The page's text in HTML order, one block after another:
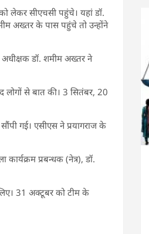
को लेकर सीएचसी पहुंचे। यहां डॉ.
अख्तर के पास पहुंचे तो उन्होंने
डॉ. शमीम अख्तर ने
से बात की। 3 सितंबर, 20
गई। एसीएस ने प्रयागराज के
प्रबन्धक (नेत्र), डॉ.
31 अक्टूबर को टीम के